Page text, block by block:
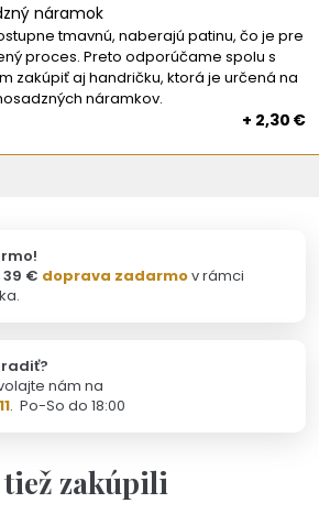
náramok
tmavnú, naberajú patinu, čo je pre
proces. Preto odporúčame spolu s
zakúpiť aj handričku, ktorá je určená na
náramkov.
+ 2,30 €
€ doprava zadarmov rámci
nám na
. Po-So do 18:00
zakúpili